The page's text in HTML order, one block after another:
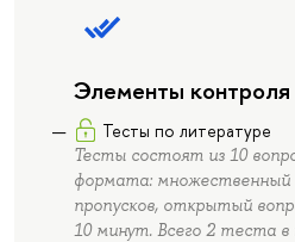
Элементы контроля
Тесты по литературе
Тесты состоят из 10
формата: множественный
пропусков, открытый
10 минут. Всего 2 теста в